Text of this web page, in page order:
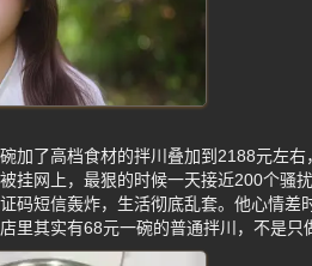
加了高档食材的拌川叠加到2188元左右
挂网上，最狠的时候一天接近200个骚
码短信轰炸，生活彻底乱套。他心情差
其实有68元一碗的普通拌川，不是只